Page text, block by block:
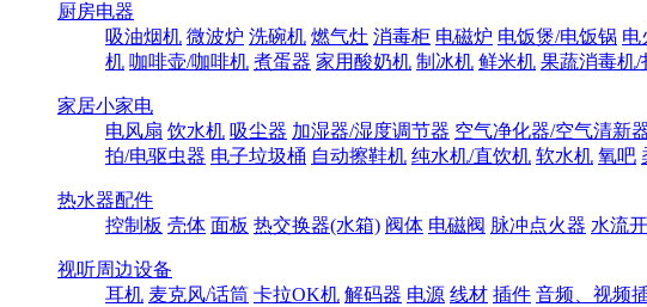
厨房电器
吸油烟机 微波炉 洗碗机 燃气灶 消毒柜 电磁炉 电饭煲/电饭锅 电
机 咖啡壶/咖啡机 煮蛋器 家用酸奶机 制冰机 鲜米机 果蔬消毒机/
家居小家电
电风扇 饮水机 吸尘器 加湿器/湿度调节器 空气净化器/空气清新
拍/电驱虫器 电子垃圾桶 自动擦鞋机 纯水机/直饮机 软水机 氧吧
热水器配件
控制板 壳体 面板 热交换器(水箱) 阀体 电磁阀 脉冲点火器 水流
视听周边设备
耳机 麦克风/话筒 卡拉OK机 解码器 电源 线材 插件 音频、视频